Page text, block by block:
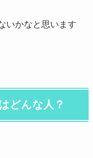
いかなと思います
どんな人？